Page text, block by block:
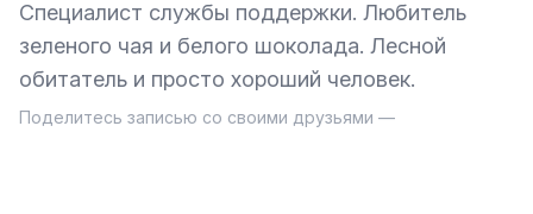
Специалист службы поддержки. Любитель
зеленого чая и белого шоколада. Лесной
обитатель и просто хороший человек.
Поделитесь записью со своими друзьями —